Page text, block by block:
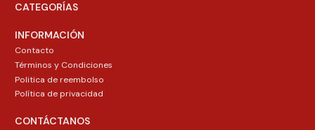
CATEGORÍAS
INFORMACIÓN
Contacto
Términos y Condiciones
Politica de reembolso
Política de privacidad
CONTÁCTANOS